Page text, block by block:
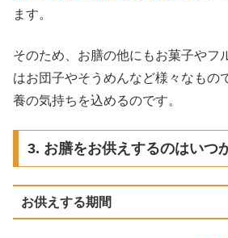
ます。
そのため、お膳の他にもお菓子やフ
はお団子やそうめんなど様々なもの
養の気持ちを込めるのです。
3. お膳をお供えするのはいつ
お供えする期間